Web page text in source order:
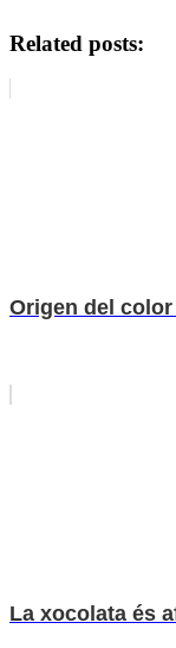
Related posts:
Origen del
La xocolata és